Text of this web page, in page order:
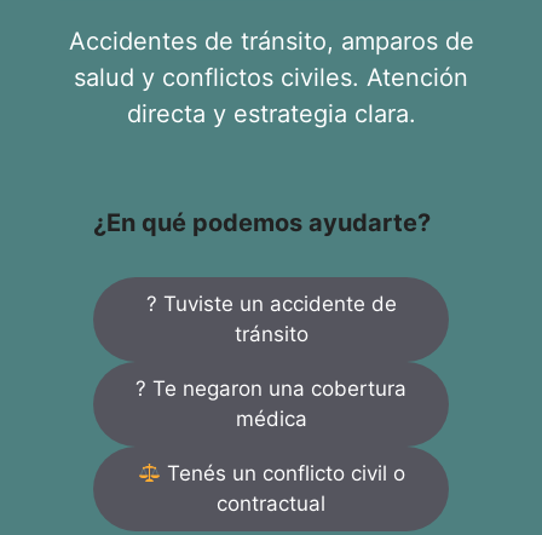
Accidentes de tránsito, amparos de
salud y conflictos civiles. Atención
directa y estrategia clara.
¿En qué podemos ayudarte?
? Tuviste un accidente de
tránsito
? Te negaron una cobertura
médica
Tenés un conflicto civil o
contractual